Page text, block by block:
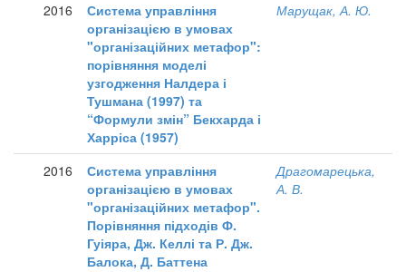
2016
Система управління
організацією в умовах
"організаційних метафор":
порівняння моделі
узгодження Налдера і
Тушмана (1997) та
“Формули змін” Бекхарда і
Харріса (1957)
Марущак, А. Ю.
2016
Система управління
організацією в умовах
"організаційних метафор".
Порівняння підходів Ф.
Гуіяра, Дж. Келлі та Р. Дж.
Балока, Д. Баттена
Драгомарецька,
А. В.